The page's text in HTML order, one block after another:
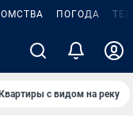
ПОГОДА
Квартиры с видом на реку